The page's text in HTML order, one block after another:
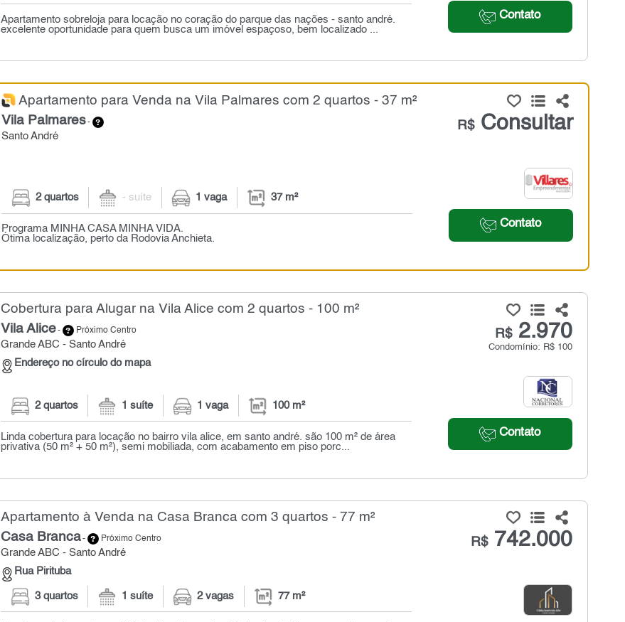
Contato
Apartamento sobreloja para locação no coração do parque das nações - santo andré.
excelente oportunidade para quem busca um imóvel espaçoso, bem localizado ...
Apartamento para Venda na Vila Palmares com 2 quartos - 37 m²
Vila Palmares-
Santo André
R$Consultar
Contato
2 quartos - suíte 1 vaga 37 m²
Programa MINHA CASA MINHA VIDA.
Ótima localização, perto da Rodovia Anchieta.
Cobertura para Alugar na Vila Alice com 2 quartos - 100 m²
Vila Alice- Próximo Centro
Grande ABC - Santo André
Endereço no círculo do mapa
R$2.970
Condomínio: R$ 100
Contato
2 quartos 1 suíte 1 vaga 100 m²
Linda cobertura para locação no bairro vila alice, em santo andré. são 100 m² de área
privativa (50 m² + 50 m²), semi mobiliada, com acabamento em piso porc...
Apartamento à Venda na Casa Branca com 3 quartos - 77 m²
Casa Branca- Próximo Centro
Grande ABC - Santo André
Rua Pirituba
R$742.000
3 quartos 1 suíte 2 vagas 77 m²